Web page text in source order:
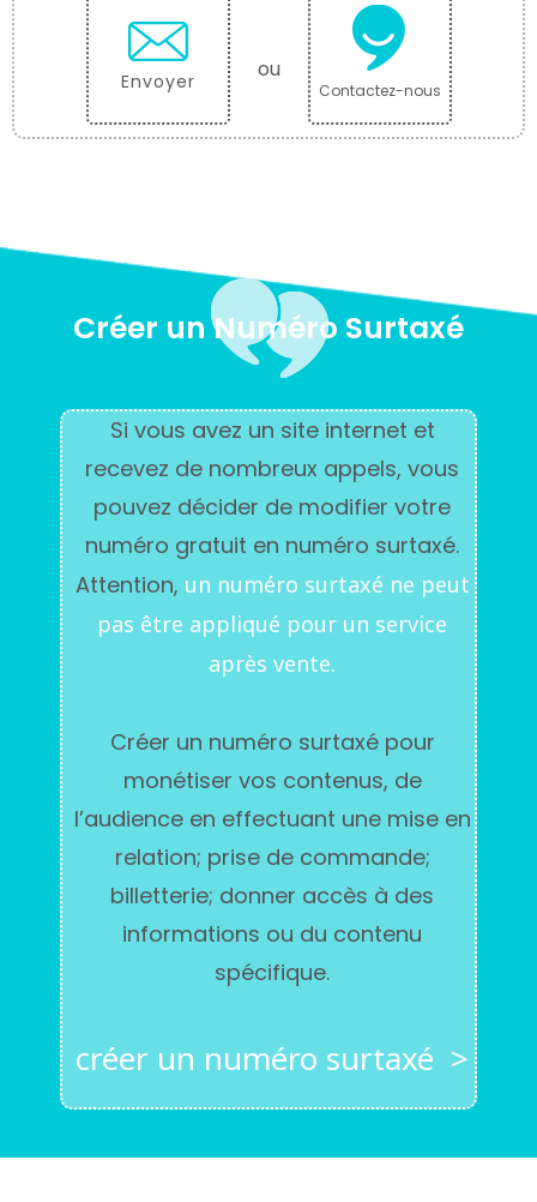
Envoyer ou
Contactez-nous
Créer un Numéro Surtaxé
Si vous avez un site internet et
recevez de nombreux appels, vous
pouvez décider de modifier votre
numéro gratuit en numéro surtaxé.
Attention, un numéro surtaxé ne peut
pas être appliqué pour un service
après vente.
Créer un numéro surtaxé pour
monétiser vos contenus, de
l’audience en effectuant une mise en
relation; prise de commande;
billetterie; donner accès à des
informations ou du contenu
spécifique.
créer un numéro surtaxé >